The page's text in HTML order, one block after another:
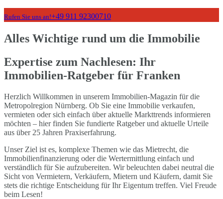
Rufen Sie uns an!+49 911 92300710
Alles Wichtige rund um die Immobilie
Expertise zum Nachlesen: Ihr
Immobilien-Ratgeber für Franken
Herzlich Willkommen in unserem Immobilien-Magazin für die
Metropolregion Nürnberg. Ob Sie eine Immobilie verkaufen,
vermieten oder sich einfach über aktuelle Markttrends informieren
möchten – hier finden Sie fundierte Ratgeber und aktuelle Urteile
aus über 25 Jahren Praxiserfahrung.
Unser Ziel ist es, komplexe Themen wie das Mietrecht, die
Immobilienfinanzierung oder die Wertermittlung einfach und
verständlich für Sie aufzubereiten. Wir beleuchten dabei neutral die
Sicht von Vermietern, Verkäufern, Mietern und Käufern, damit Sie
stets die richtige Entscheidung für Ihr Eigentum treffen. Viel Freude
beim Lesen!